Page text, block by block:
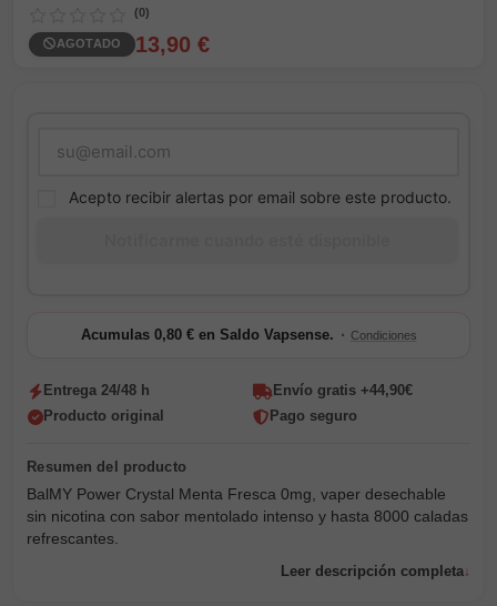
(0)
AGOTADO 13,90 €
Acepto recibir alertas por email sobre este producto.
Acumulas 0,80 € en Saldo Vapsense. · Condiciones
Entrega 24/48 h
Envío gratis +44,90€
Producto original
Pago seguro
BalMY Power Crystal Menta Fresca 0mg, vaper desechable
sin nicotina con sabor mentolado intenso y hasta 8000 caladas
refrescantes.
Leer descripción completa